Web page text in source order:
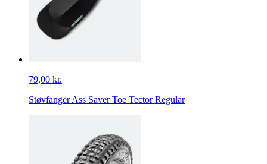
79,00 kr.
Støvfanger Ass Saver Toe Tector Regular